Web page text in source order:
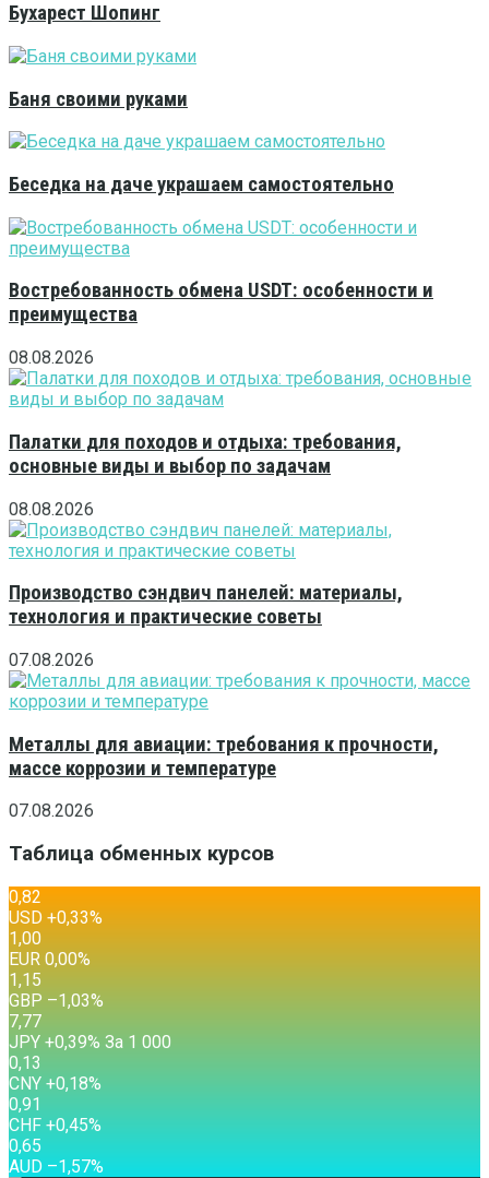
Бухарест Шопинг
Баня своими руками
Беседка на даче украшаем самостоятельно
Востребованность обмена USDT: особенности и
преимущества
08.08.2026
Палатки для походов и отдыха: требования,
основные виды и выбор по задачам
08.08.2026
Производство сэндвич панелей: материалы,
технология и практические советы
07.08.2026
Металлы для авиации: требования к прочности,
массе коррозии и температуре
07.08.2026
Таблица обменных курсов
0,82
USD +0,33%
1,00
EUR 0,00%
1,15
GBP –1,03%
7,77
JPY +0,39% За 1 000
0,13
CNY +0,18%
0,91
CHF +0,45%
0,65
AUD –1,57%